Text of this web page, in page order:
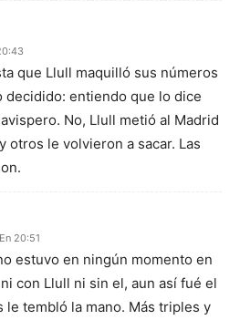
que Llull maquilló sus números
decidido: entiendo que lo dice
No, Llull metió al Madrid
otros le volvieron a sacar. Las
20:51
estuvo en ningún momento en
con Llull ni sin el, aun así fué el
le tembló la mano. Más triples y